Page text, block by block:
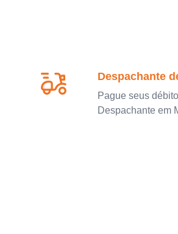
Despachante
Pague seus
Despachante em